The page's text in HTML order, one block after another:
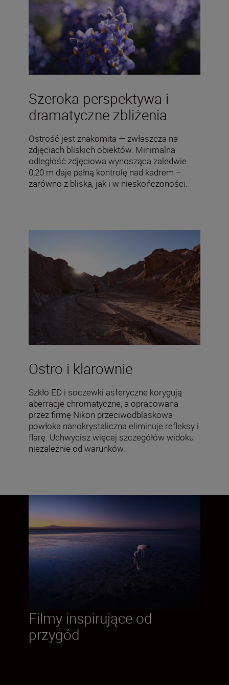
Szeroka perspektywa i
dramatyczne zbliżenia
Ostrość jest znakomita — zwłaszcza na
zdjęciach bliskich obiektów. Minimalna
odległość zdjęciowa wynosząca zaledwie
0,20 m daje pełną kontrolę nad kadrem –
zarówno z bliska, jak i w nieskończoności.
Ostro i klarownie
Szkło ED i soczewki asferyczne korygują
aberracje chromatyczne, a opracowana
przez firmę Nikon przeciwodblaskowa
powłoka nanokrystaliczna eliminuje refleksy i
flarę. Uchwycisz więcej szczegółów widoku
niezależnie od warunków.
Filmy inspirujące od
przygód